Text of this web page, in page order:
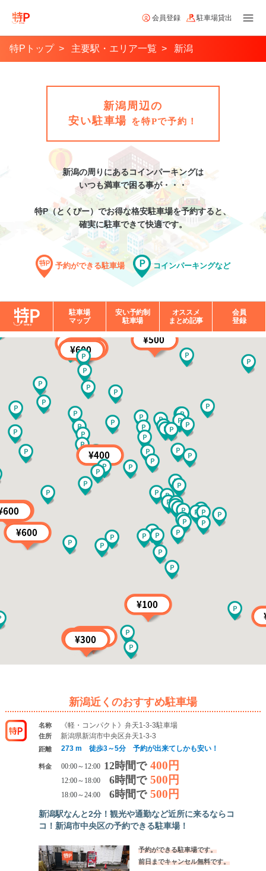
会員登録 駐車場貸出
特Pトップ 主要駅・エリア一覧 新潟
新潟周辺の
安い駐車場 を特Pで予約！
新潟の周りにあるコインパーキングは
いつも満車で困る事が・・・
特P（とくぴー）でお得な格安駐車場を予約すると、
確実に駐車できて快適です。
予約ができる駐車場 コインパーキングなど
駐車場
マップ
安い予約制
駐車場
オススメ
まとめ記事
会員
登録
新潟近くのおすすめ駐車場
名称 《軽・コンパクト》弁天1-3-3駐車場
住所 新潟県新潟市中央区弁天1-3-3
距離 273 m 徒歩3～5分 予約が出来てしかも安い！
料金 00:00～12:00 12時間で 400円
12:00～18:00 6時間で 500円
18:00～24:00 6時間で 500円
新潟駅なんと2分！観光や通勤など近所に来るならコ
コ！新潟市中央区の予約できる駐車場！
予約ができる駐車場です。
前日までキャンセル無料です。